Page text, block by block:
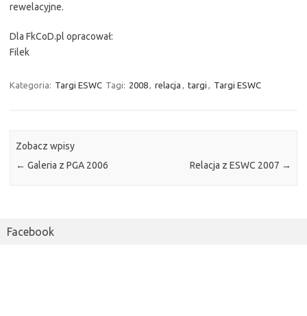
rewelacyjne.
Dla FkCoD.pl opracował:
Filek
Kategoria: Targi ESWC Tagi: 2008 relacja targi Targi ESWC
Zobacz wpisy
← Galeria z PGA 2006 Relacja z ESWC 2007 →
Facebook